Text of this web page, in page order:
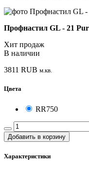
Профнастил GL - 21
Хит продаж
В наличии
3811 RUB м.кв.
Цвета
RR750
Добавить в корзину
Характеристики